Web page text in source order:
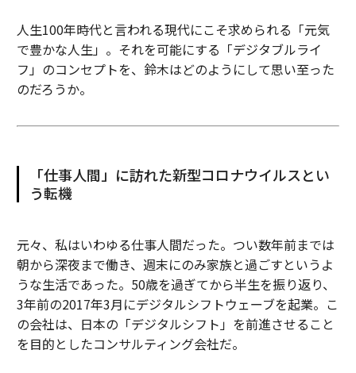
人生100年時代と言われる現代にこそ求められる「元気
で豊かな人生」。それを可能にする「デジタブルライ
フ」のコンセプトを、鈴木はどのようにして思い至った
のだろうか。
「仕事人間」に訪れた新型コロナウイルスとい
う転機
元々、私はいわゆる仕事人間だった。つい数年前までは
朝から深夜まで働き、週末にのみ家族と過ごすというよ
うな生活であった。50歳を過ぎてから半生を振り返り、
3年前の2017年3月にデジタルシフトウェーブを起業。こ
の会社は、日本の「デジタルシフト」を前進させること
を目的としたコンサルティング会社だ。